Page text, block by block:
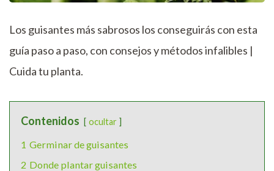
Los guisantes más sabrosos los conseguirás con esta
guía paso a paso, con consejos y métodos infalibles |
Cuida tu planta.
Contenidos ocultar
1 Germinar de guisantes
2 Donde plantar guisantes